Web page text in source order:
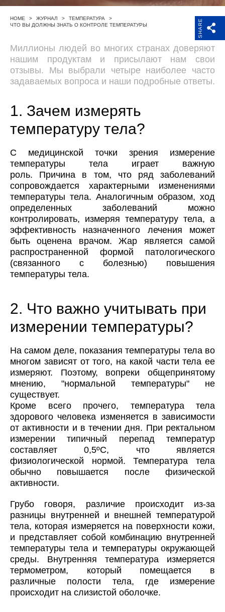
Поддержка
HOME > ЖУРНАЛ > ТЕМПЕРАТУРА
>
ЧТО ВЫ ДОЛЖНЫ ЗНАТЬ О КОНТРОЛЕ ТЕМПЕРАТУРЫ
SHARE
Миллионы людей во многих странах доверяют
нашим продуктам и присылают нам свои
отзывы. Мы выбрали четыре наиболее часто
задаваемых вопроса и наши подробные ответы.
1. Зачем измерять
температуру тела?
С медицинской точки зрения измерение
температуры тела играет важную
роль. Причина в том, что ряд заболеваний
сопровождается характерными изменениями
температуры тела. Аналогичным образом, ход
определенных заболеваний можно
контролировать, измеряя температуру тела, а
эффективность назначенного лечения может
быть оценена врачом. Жар является самой
распространенной формой патологического
(связанного с болезнью) повышения
температуры тела.
2. Что важно учитывать при
измерении температуры?
На самом деле, показания температуры тела во
многом зависят от того, на какой части тела ее
измеряют. Поэтому, вопреки общепринятому
мнению, "нормальной температуры" не
существует.
Кроме всего прочего, температура тела
здорового человека изменяется в зависимости
от активности и в течении дня. При ректальном
измерении типичный перепад температур
составляет 0,5ºС, что является
физиологической нормой. Температура тела
обычно повышается после физической
активности.
Грубо говоря, различие происходит из-за
разницы внутренней и внешней температурой
тела, которая измеряется на поверхности кожи,
и представляет собой комбинацию внутренней
температуры тела и температуры окружающей
среды. Внутренняя температура измеряется
термометром, который помещается в
различные полости тела, где измерение
происходит на слизистой оболочке.